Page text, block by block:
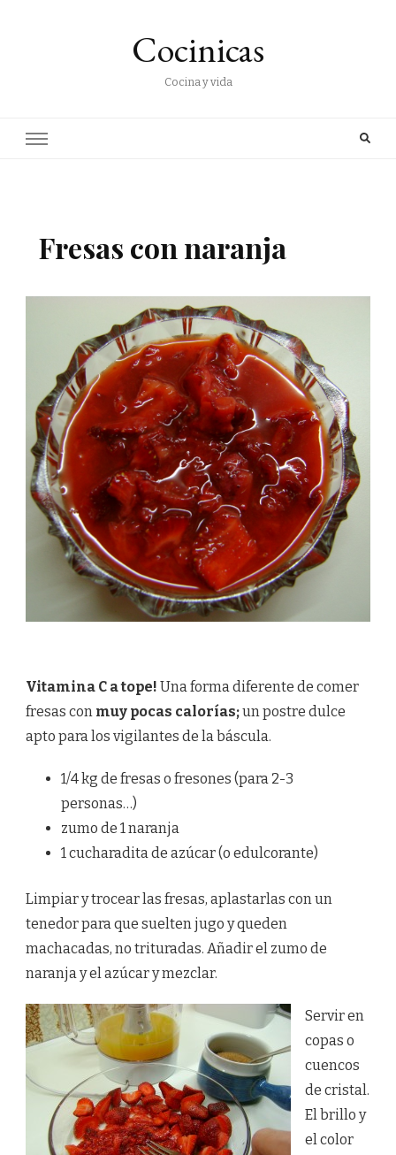
Cocinicas
Cocina y vida
Fresas con naranja
Vitamina C a tope! Una forma diferente de comer
fresas con muy pocas calorías;un postre dulce
apto para los vigilantes de la báscula.
1/4 kg de fresas o fresones (para 2-3
personas…)
zumo de 1 naranja
1 cucharadita de azúcar (o edulcorante)
Limpiar y trocear las fresas, aplastarlas con un
tenedor para que suelten jugo y queden
machacadas, no trituradas. Añadir el zumo de
naranja y el azúcar y mezclar.
Servir en
copas o
cuencos
de cristal.
El brillo y
el color